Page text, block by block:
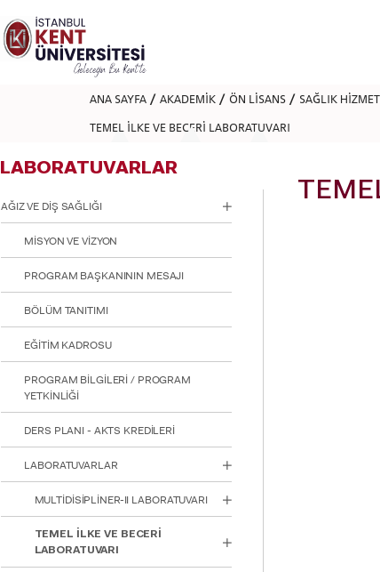
dikkat:
Bu
web
sitesini,
okuyucu
engellilere
ayarlamak
için
Control-
F11'e
basın;
Erişilebilirlik
menüsünü
açmak
Control-
ANA SAYFA AKADEMİK ÖN LİSANS SAĞLIK
TEMEL İLKE VE BECERİ LABORATUVARI
LABORATUVARLAR
AĞIZ VE DİŞ SAĞLIĞI
MİSYON VE VİZYON
PROGRAM BAŞKANININ MESAJI
BÖLÜM TANITIMI
EĞİTİM KADROSU
PROGRAM BİLGİLERİ / PROGRAM
YETKİNLİĞİ
DERS PLANI - AKTS KREDİLERİ
LABORATUVARLAR
MULTİDİSİPLİNER-II LABORATUVARI
TEMEL İLKE VE BECERİ
LABORATUVARI